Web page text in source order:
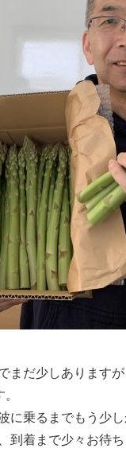
まだ少しあります
に乗るまでもう少
到着まで少々お待